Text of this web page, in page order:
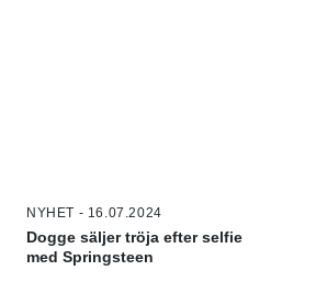
NYHET - 16.07.2024
Dogge säljer tröja efter selfie
med Springsteen